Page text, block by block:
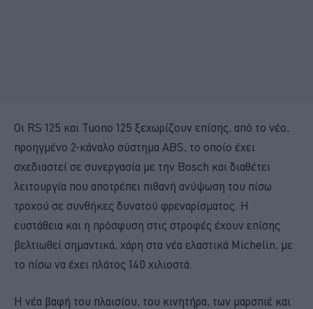
Οι RS 125 και Tuono 125 ξεχωρίζουν επίσης, από το νέο,
προηγμένο 2-κάναλο σύστημα ABS, το οποίο έχει
σχεδιαστεί σε συνεργασία με την Bosch και διαθέτει
λειτουργία που αποτρέπει πιθανή ανύψωση του πίσω
τροχού σε συνθήκες δυνατού φρεναρίσματος. Η
ευστάθεια και η πρόσφυση στις στροφές έχουν επίσης
βελτιωθεί σημαντικά, χάρη στα νέα ελαστικά Michelin, με
το πίσω να έχει πλάτος 140 χιλιοστά.
Η νέα βαφή του πλαισίου, του κινητήρα, των μαρσπιέ και